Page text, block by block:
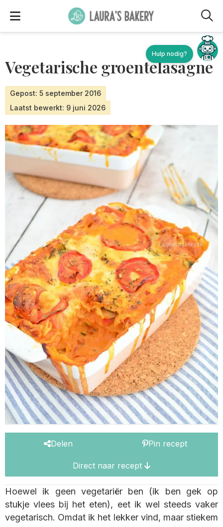
Vegetarische groentelasagne
Gepost: 5 september 2016
Laatst bewerkt: 9 juni 2026
Delen Pin recept
Direct naar recept
Hoewel ik geen vegetariër ben (ik ben gek op
stukje vlees bij het eten), eet ik wel steeds vaker
vegetarisch. Omdat ik het lekker vind, maar stiekem
Hulp nodig?